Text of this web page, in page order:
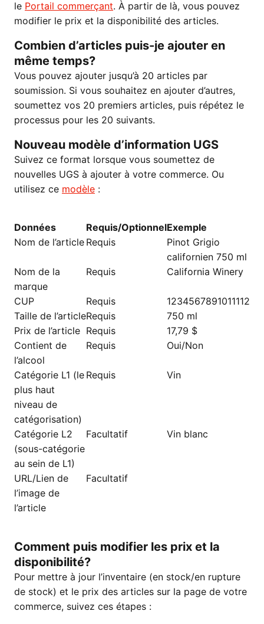
le Portail commerçant. À partir de là, vous pouvez
modifier le prix et la disponibilité des articles.
Combien d’articles puis-je ajouter en
même temps?
Vous pouvez ajouter jusqu’à 20 articles par
soumission. Si vous souhaitez en ajouter d’autres,
soumettez vos 20 premiers articles, puis répétez le
processus pour les 20 suivants.
Nouveau modèle d’information UGS
Suivez ce format lorsque vous soumettez de
nouvelles UGS à ajouter à votre commerce. Ou
utilisez ce modèle :
Données Requis/OptionnelExemple
Nom de l’article Requis
Pinot Grigio
californien 750 ml
Nom de la
marque
Requis California Winery
CUP Requis
1234567891011112
Taille de l’articleRequis
750 ml
Prix de l’article Requis
17,79 $
Contient de
l’alcool
Requis Oui/Non
Catégorie L1 (le
plus haut
niveau de
catégorisation)
Requis Vin
Catégorie L2
(sous-catégorie
au sein de L1)
Facultatif Vin blanc
URL/Lien de
l’image de
l’article
Facultatif
Comment puis modifier les prix et la
disponibilité?
Pour mettre à jour l’inventaire (en stock/en rupture
de stock) et le prix des articles sur la page de votre
commerce, suivez ces étapes :